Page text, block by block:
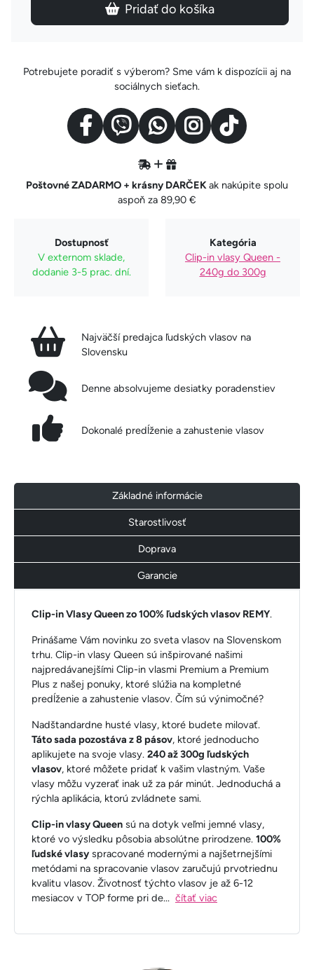
Pridať do košíka
Potrebujete poradiť s výberom? Sme vám k dispozícii aj na
sociálnych sieťach.
Poštovné ZADARMO + krásny DARČEKak nakúpite spolu
aspoň za 89,90 €
Dostupnosť
V externom sklade,
dodanie 3-5 prac. dní.
Kategória
Clip-in vlasy Queen -
240g do 300g
Najväčší predajca ľudských vlasov na
Slovensku
Denne absolvujeme desiatky poradenstiev
Dokonalé predĺženie a zahustenie vlasov
Základné informácie
Starostlivosť
Doprava
Garancie
Clip-in Vlasy Queen zo 100% ľudských vlasov REMY.
Prinášame Vám novinku zo sveta vlasov na Slovenskom
trhu. Clip-in vlasy Queen sú inšpirované našimi
najpredávanejšími Clip-in vlasmi Premium a Premium
Plus z našej ponuky, ktoré slúžia na kompletné
predĺženie a zahustenie vlasov. Čím sú výnimočné?
Nadštandardne husté vlasy, ktoré budete milovať.
Táto sada pozostáva z 8 pásov, ktoré jednoducho
aplikujete na svoje vlasy. 240 až 300g ľudských
vlasov, ktoré môžete pridať k vašim vlastným. Vaše
vlasy môžu vyzerať inak už za pár minút. Jednoduchá a
rýchla aplikácia, ktorú zvládnete sami.
Clip-in vlasy Queen sú na dotyk veľmi jemné vlasy,
ktoré vo výsledku pôsobia absolútne prirodzene. 100%
ľudské vlasy spracované modernými a najšetrnejšími
metódami na spracovanie vlasov zaručujú prvotriednu
kvalitu vlasov. Životnosť týchto vlasov je až 6-12
mesiacov v TOP forme pri de... čítať viac